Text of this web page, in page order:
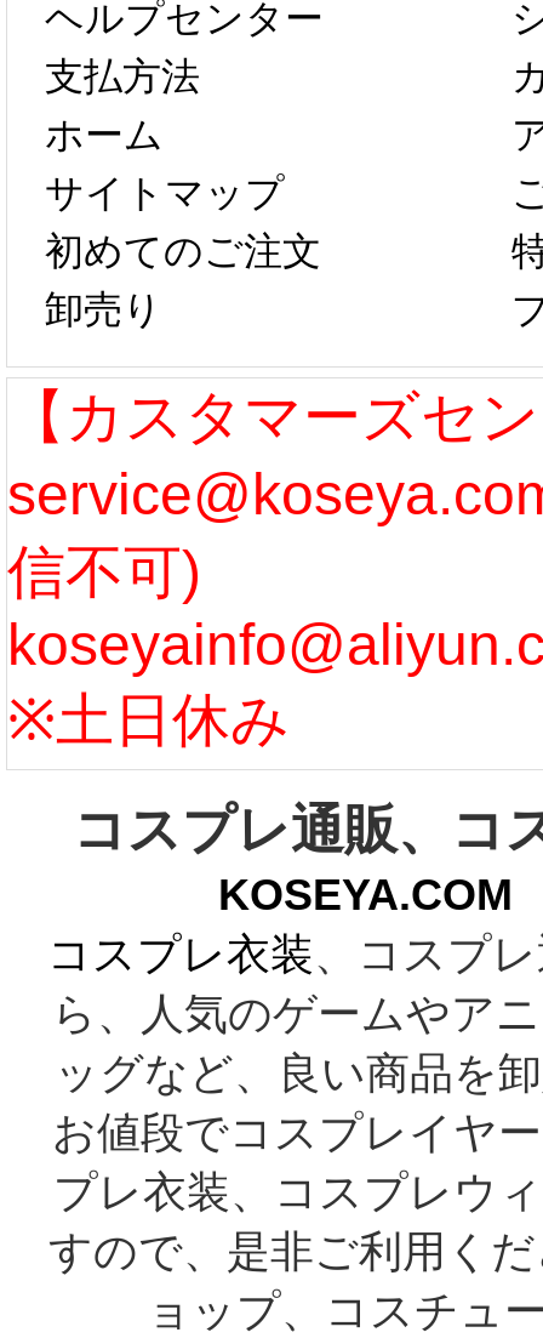
以後のご注文
は、2月25日か
らコスプレ制
作、発送予定と
なります。 ...
[more]
新春
字半
第二
たし
ル期
まで
う...
ヘルプセンター
支払方法
ホーム
サイトマップ
初めてのご注文
卸売り
【カスタマーズセ
信不可)
※土日休み
コスプレ通販、コ
コスプレ衣装、コスプ
ら、人気のゲームやア
ッグなど、良い商品を
お値段でコスプレイヤ
プレ衣装、コスプレウ
すので、是非ご利用く
ョップ、コスチュ